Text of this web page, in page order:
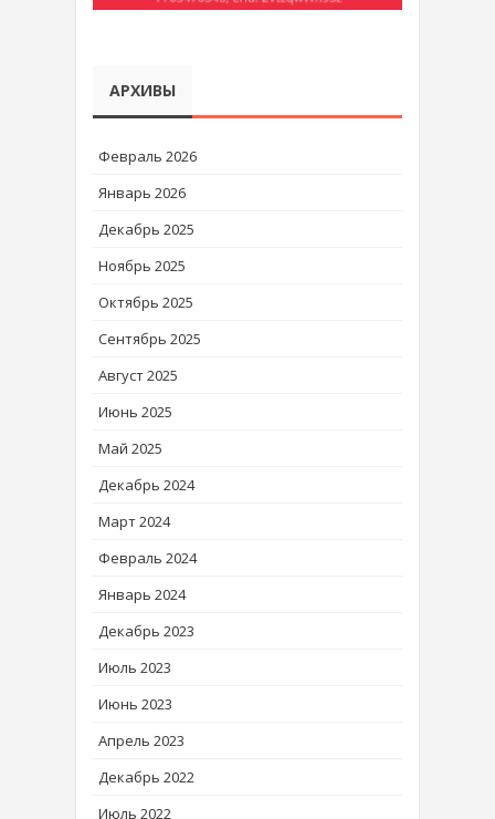
АРХИВЫ
Февраль 2026
Январь 2026
Декабрь 2025
Ноябрь 2025
Октябрь 2025
Сентябрь 2025
Август 2025
Июнь 2025
Май 2025
Декабрь 2024
Март 2024
Февраль 2024
Январь 2024
Декабрь 2023
Июль 2023
Июнь 2023
Апрель 2023
Декабрь 2022
Июль 2022